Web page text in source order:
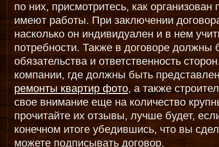
по них, присмотритесь, как организован
имеют работы. При заключении
насколько он индивидуален и в нем
потребности. Также в договоре должны
обязательства и ответственность
компании, где должны быть
ремонты квартир фото, а также
свое внимание еще на количество
прочитайте их отзывы, лучше будет,
конечном итоге убедившись, что вы
можете подписывать договор.